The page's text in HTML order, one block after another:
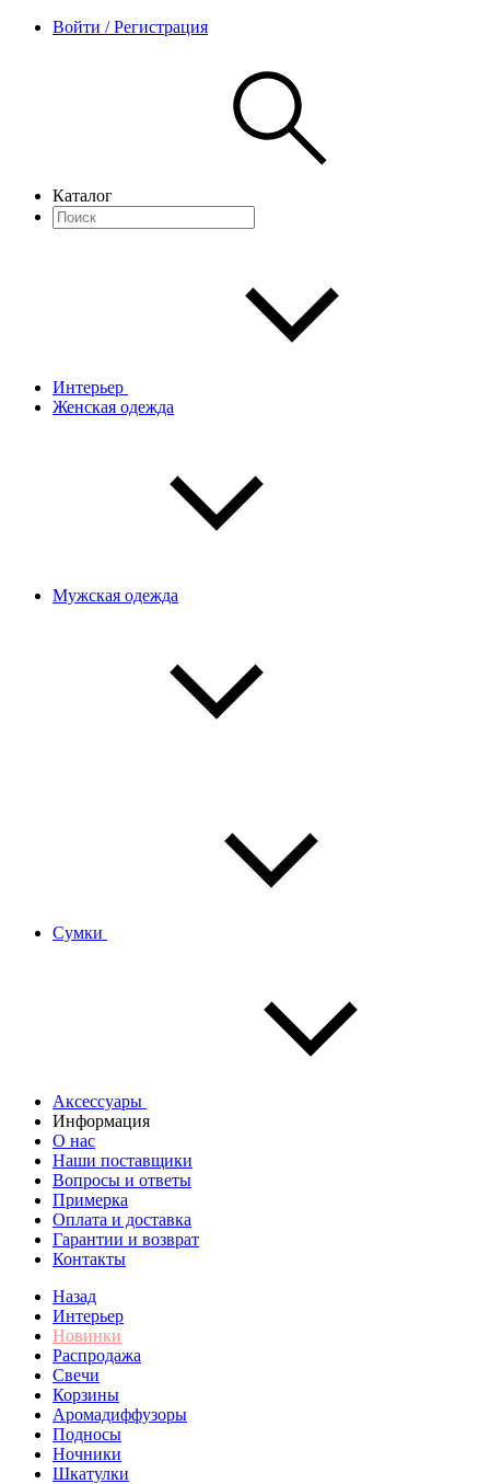
Войти / Регистрация
Каталог
Интерьер
Женская одежда
Мужская одежда
Сумки
Аксессуары
Информация
О нас
Наши поставщики
Вопросы и ответы
Примерка
Оплата и доставка
Гарантии и возврат
Контакты
Назад
Интерьер
Новинки
Распродажа
Свечи
Корзины
Аромадиффузоры
Подносы
Ночники
Шкатулки